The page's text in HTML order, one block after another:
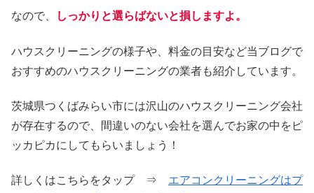
なので、 しっかりと選らばないと損しますよ。
ハウスクリーニングの様子や、料金の目安など当ブログで
おすすめのハウスクリーニングの業者も紹介しています。
茨城県つくばみらい市には沢山のハウスクリーニング会社
が存在するので、間違いのない会社を選んでお家の中をピ
ッカピカにしてもらいましょう！
詳しくはこちらをタップ ⇒ エアコンクリーニングはプ